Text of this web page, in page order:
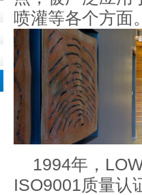
喷灌等各个方面
1994年，
ISO9001质量认